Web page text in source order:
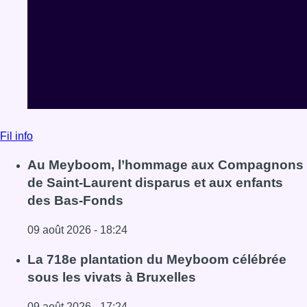
Fil info
Au Meyboom, l’hommage aux Compagnons
de Saint-Laurent disparus et aux enfants
des Bas-Fonds
09 août 2026 - 18:24
Lire l'article Au Meyboom, l’hommage aux
La 718e plantation du Meyboom célébrée
sous les vivats à Bruxelles